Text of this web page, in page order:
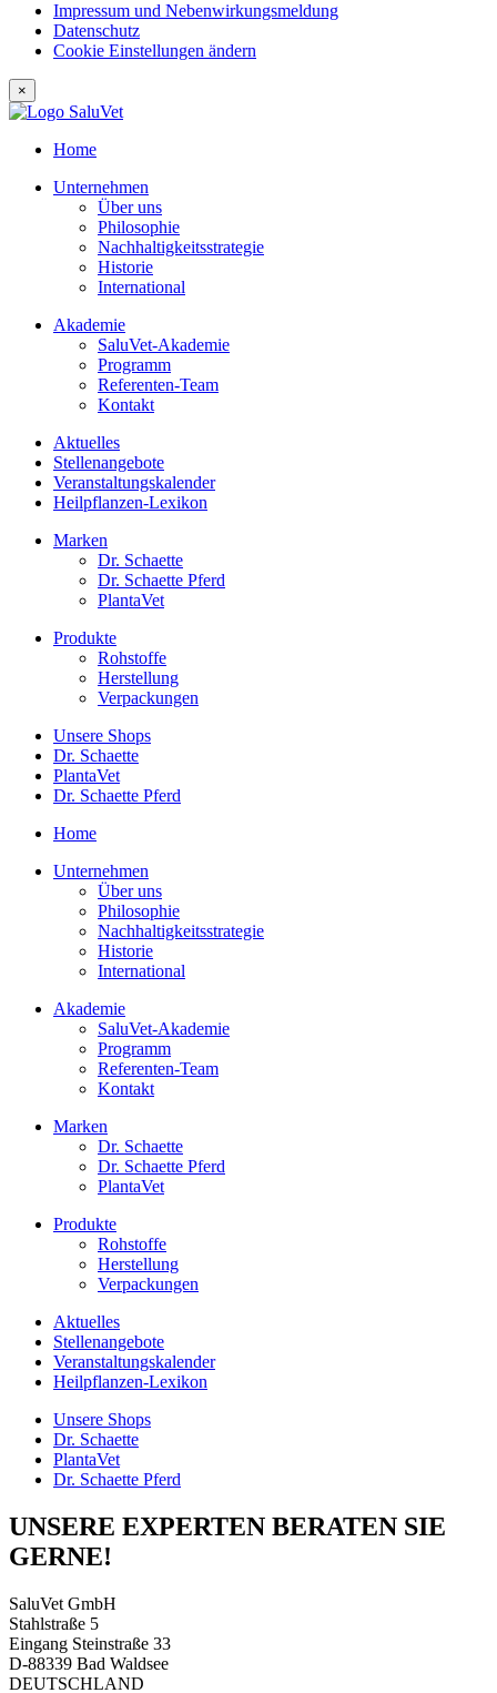
Impressum und Nebenwirkungsmeldung
Datenschutz
Cookie Einstellungen ändern
×
Home
Unternehmen
Über uns
Philosophie
Nachhaltigkeitsstrategie
Historie
International
Akademie
SaluVet-Akademie
Programm
Referenten-Team
Kontakt
Aktuelles
Stellenangebote
Veranstaltungskalender
Heilpflanzen-Lexikon
Marken
Dr. Schaette
Dr. Schaette Pferd
PlantaVet
Produkte
Rohstoffe
Herstellung
Verpackungen
Unsere Shops
Dr. Schaette
PlantaVet
Dr. Schaette Pferd
Home
Unternehmen
Über uns
Philosophie
Nachhaltigkeitsstrategie
Historie
International
Akademie
SaluVet-Akademie
Programm
Referenten-Team
Kontakt
Marken
Dr. Schaette
Dr. Schaette Pferd
PlantaVet
Produkte
Rohstoffe
Herstellung
Verpackungen
Aktuelles
Stellenangebote
Veranstaltungskalender
Heilpflanzen-Lexikon
Unsere Shops
Dr. Schaette
PlantaVet
Dr. Schaette Pferd
UNSERE EXPERTEN BERATEN SIE
GERNE!
SaluVet GmbH
Stahlstraße 5
Eingang Steinstraße 33
D-88339 Bad Waldsee
DEUTSCHLAND